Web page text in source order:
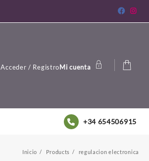
Acceder / RegistroMi cuenta
+34 654506915
Inicio Products regulacion electronica